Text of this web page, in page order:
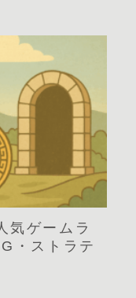
気ゲームラ
・ストラテ